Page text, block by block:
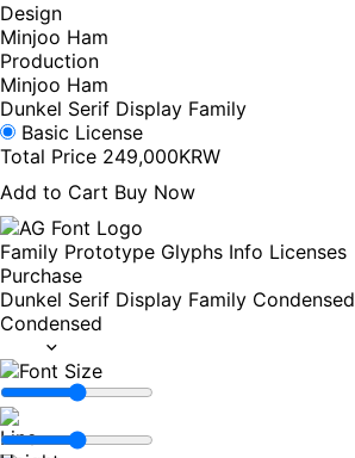
Design
Minjoo Ham
Production
Minjoo Ham
Dunkel Serif Display Family
Basic License
Total Price 249,000KRW
Add to Cart Buy Now
Family Prototype Glyphs Info Licenses
Purchase
Dunkel Serif Display Family Condensed
Condensed